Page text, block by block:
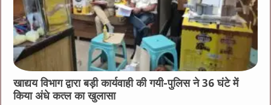
खाद्यय विभाग द्वारा बड़ी कार्यवाही की गयी-पुलिस ने 36 घंटे में
किया अंधे कत्ल का खुलासा